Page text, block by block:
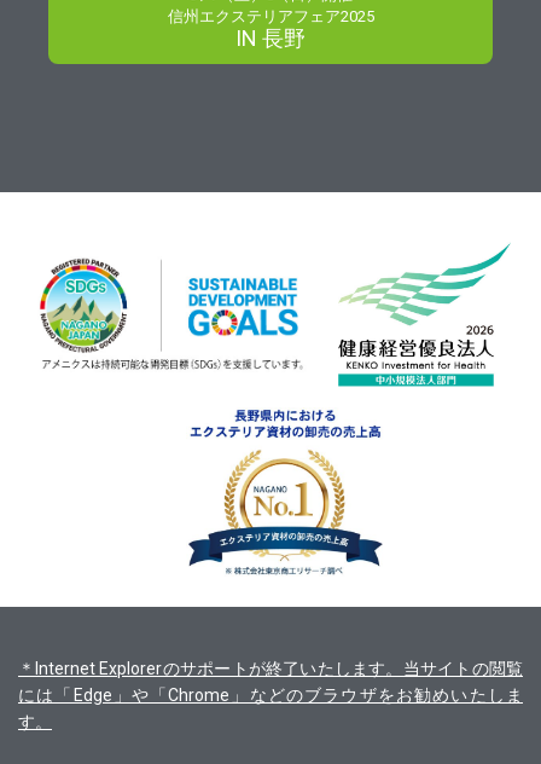
信州エクステリアフェア2025
IN 長野
＊Internet Explorerのサポートが終了いたします。当サイトの閲覧
には「Edge」や「Chrome」などのブラウザをお勧めいたしま
す。